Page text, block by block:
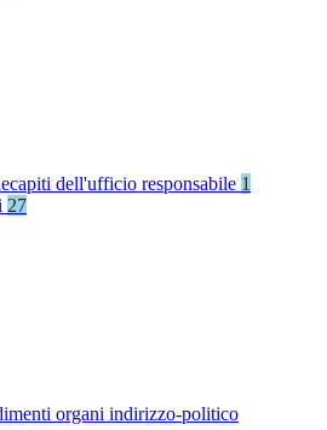
dell'ufficio responsabile 1
27
organi indirizzo-politico